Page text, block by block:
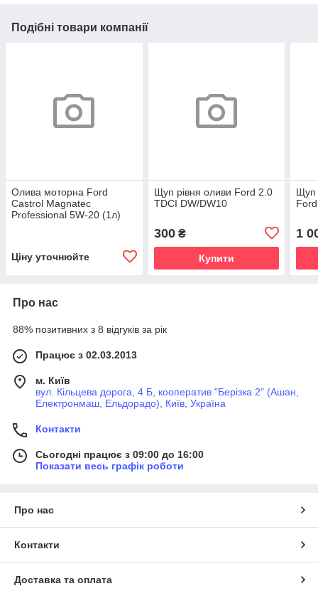
Подібні товари компанії
Олива моторна Ford
Castrol Magnatec
Professional 5W-20 (1л)
Ціну уточнюйте
Щуп рівня оливи Ford 2.0
TDCI DW/DW10
300₴
Купити
Щуп
1
Про нас
88% позитивних з 8 відгуків за рік
Працює з 02.03.2013
м. Київ
вул. Кільцева дорога, 4 Б, кооператив "Берізка 2" (Ашан,
Електронмаш, Ельдорадо), Київ, Україна
Контакти
Сьогодні працює з 09:00 до 16:00
Показати весь графік роботи
Про нас
Контакти
Доставка та оплата